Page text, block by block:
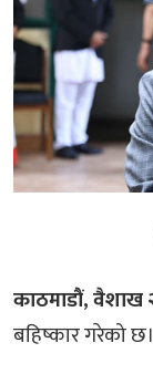
काठमाडौं, वैशाख
बहिष्कार गरेको छ।